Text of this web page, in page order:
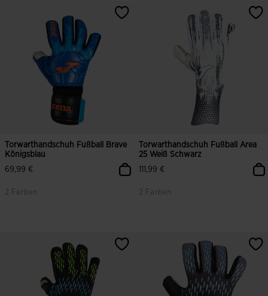
Torwarthandschuh Fußball Brave
Königsblau
69,99 €
2 Farben
Torwarthandschuh Fußball Area
25 Weiß Schwarz
111,99 €
2 Farben